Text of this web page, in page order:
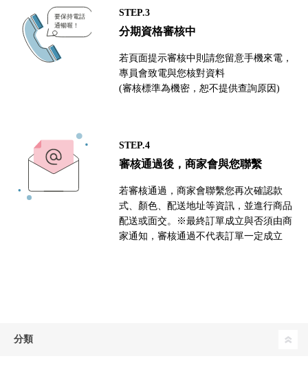
STEP.3
分期資格審核中
若頁面提示審核中則請您留意手機來電，
專員會致電與您核對資料
(審核標準為機密，恕不提供查詢原因)
STEP.4
審核通過後，商家會與您聯繫
若審核通過，商家會聯繫您再次確認款
式、顏色、配送地址等資訊，並進行商品
配送或面交。※最終訂單成立與否須由商
家通知，審核通過不代表訂單一定成立
分類